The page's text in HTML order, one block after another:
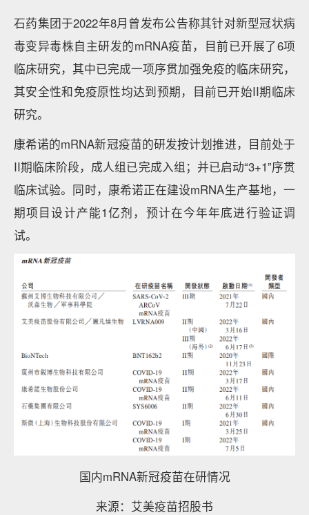
石药集团于2022年8月曾发布公告称其针对新型冠状病
毒变异毒株自主研发的mRNA疫苗，目前已开展了6项
临床研究，其中已完成一项序贯加强免疫的临床研究，
其安全性和免疫原性均达到预期，目前已开始II期临床
研究。
康希诺的mRNA新冠疫苗的研发按计划推进，目前处于
II期临床阶段，成人组已完成入组；并已启动“3+1”序贯
临床试验。同时，康希诺正在建设mRNA生产基地，一
期项目设计产能1亿剂，预计在今年年底进行验证调
试。
国内mRNA新冠疫苗在研情况
来源：艾美疫苗招股书